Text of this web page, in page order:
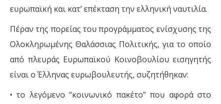
ευρωπαϊκή και κατ’ επέκταση την ελληνική ναυτιλία.
Πέραν της πορείας του προγράμματος ενίσχυσης της
Ολοκληρωμένης Θαλάσσιας Πολιτικής, για το οποίο
από πλευράς Ευρωπαϊκού Κοινοβουλίου εισηγητής
είναι ο Έλληνας ευρωβουλευτής, συζητήθηκαν:
• το λεγόμενο “κοινωνικό πακέτο” που αφορά στο